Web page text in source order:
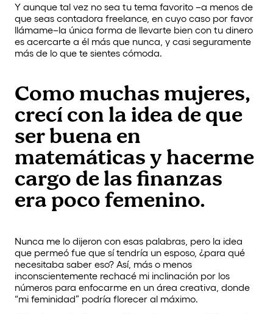
Y aunque tal vez no sea tu tema favorito –a menos de
que seas contadora freelance, en cuyo caso por favor
llámame–la única forma de llevarte bien con tu dinero
es acercarte a él más que nunca, y casi seguramente
más de lo que te sientes cómoda.
Como muchas mujeres,
crecí con la idea de que
ser buena en
matemáticas y hacerme
cargo de las finanzas
era poco femenino.
Nunca me lo dijeron con esas palabras, pero la idea
que permeó fue que sí tendría un esposo, ¿para qué
necesitaba saber eso? Así, más o menos
inconscientemente rechacé mi inclinación por los
números para enfocarme en un área creativa, donde
“mi feminidad” podría florecer al máximo.